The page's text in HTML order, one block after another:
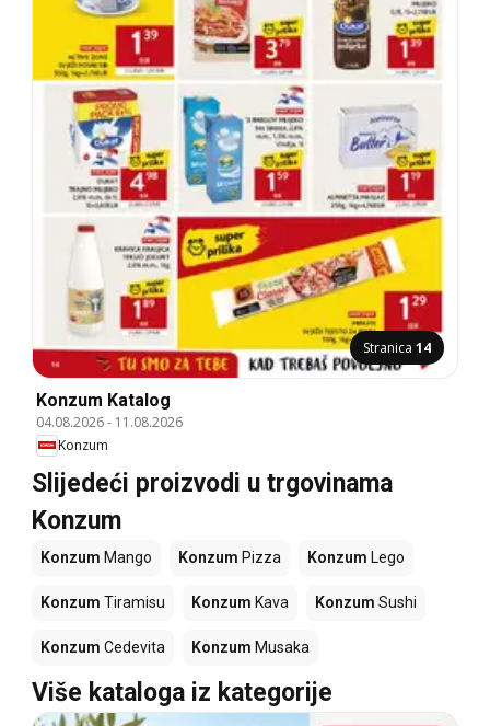
Stranica 14
Konzum Katalog
04.08.2026- 11.08.2026
Konzum
Slijedeći proizvodi u trgovinama
Konzum
Konzum Mango Konzum Pizza Konzum Lego
Konzum Tiramisu Konzum Kava Konzum Sushi
Konzum Cedevita Konzum Musaka
Više kataloga iz kategorije